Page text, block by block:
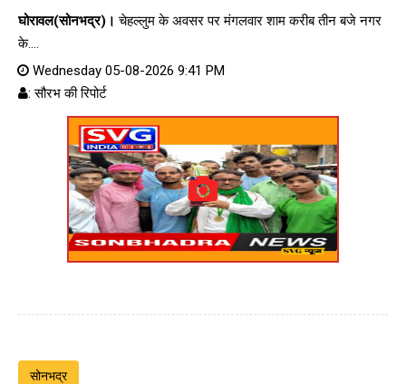
घोरावल(सोनभद्र)। चेहल्लुम के अवसर पर मंगलवार शाम करीब तीन बजे नगर
के....
Wednesday 05-08-2026 9:41 PM
: सौरभ की रिपोर्ट
सोनभद्र